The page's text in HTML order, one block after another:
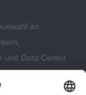
an
und Data Center
die sichere